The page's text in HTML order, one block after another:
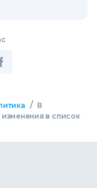
/ В
изменения в список